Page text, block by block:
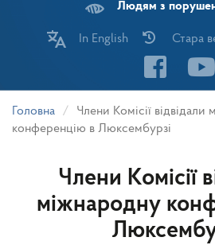
Людям з
In English Стара
Головна
Члени Комісії відвідали
конференцію в Люксембурзі
Члени Комісії
міжнародну